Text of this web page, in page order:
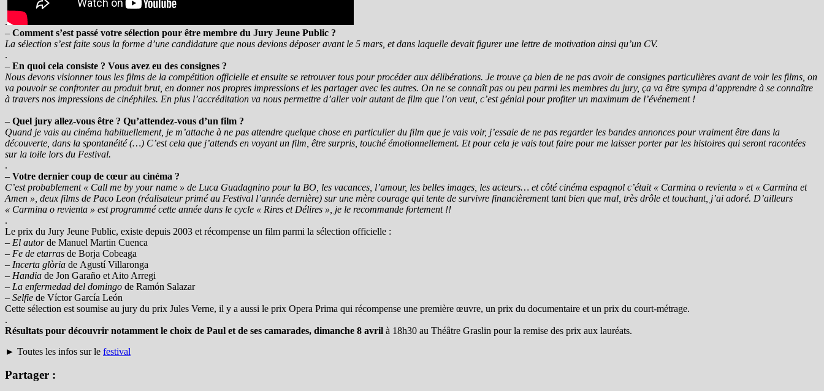
.
– Comment s’est passé votre sélection pour être membre du Jury Jeune Public ?
La sélection s’est faite sous la forme d’une candidature que nous devions déposer avant le 5 mars, et dans laquelle devait figurer une lettre de motivation ainsi qu’un CV.
.
– En quoi cela consiste ? Vous avez eu des consignes ?
Nous devons visionner tous les films de la compétition officielle et ensuite se retrouver tous pour procéder aux délibérations. Je trouve ça bien de ne pas avoir de consignes particulières avant de voir les films, on
va pouvoir se confronter au produit brut, en donner nos propres impressions et les partager avec les autres. On ne se connaît pas ou peu parmi les membres du jury, ça va être sympa d’apprendre à se connaître
à travers nos impressions de cinéphiles. En plus l’accréditation va nous permettre d’aller voir autant de film que l’on veut, c’est génial pour profiter un maximum de l’événement !
– Quel jury allez-vous être ? Qu’attendez-vous d’un film ?
Quand je vais au cinéma habituellement, je m’attache à ne pas attendre quelque chose en particulier du film que je vais voir, j’essaie de ne pas regarder les bandes annonces pour vraiment être dans la
découverte, dans la spontanéité (…) C’est cela que j’attends en voyant un film, être surpris, touché émotionnellement. Et pour cela je vais tout faire pour me laisser porter par les histoires qui seront racontées
sur la toile lors du Festival.
.
– Votre dernier coup de cœur au cinéma ?
C’est probablement « Call me by your name » de Luca Guadagnino pour la BO, les vacances, l’amour, les belles images, les acteurs… et côté cinéma espagnol c’était « Carmina o revienta » et « Carmina et
Amen », deux films de Paco Leon (réalisateur primé au Festival l’année dernière) sur une mère courage qui tente de survivre financièrement tant bien que mal, très drôle et touchant, j’ai adoré. D’ailleurs
« Carmina o revienta » est programmé cette année dans le cycle « Rires et Délires », je le recommande fortement !!
.
Le prix du Jury Jeune Public, existe depuis 2003 et récompense un film parmi la sélection officielle :
– El autorde Manuel Martin Cuenca
– Fe de etarras de Borja Cobeaga
– Incerta glòria de Agustí Villaronga
– Handia de Jon Garaño et Aito Arregi
– La enfermedad del domingo de Ramón Salazar
– Selfie de Víctor García León
Cette sélection est soumise au jury du prix Jules Verne, il y a aussi le prix Opera Prima qui récompense une première œuvre, un prix du documentaire et un prix du court-métrage.
.
Résultats pour découvrir notamment le choix de Paul et de ses camarades, dimanche 8 avril à 18h30 au Théâtre Graslin pour la remise des prix aux lauréats.
► Toutes les infos sur le festival
Partager :